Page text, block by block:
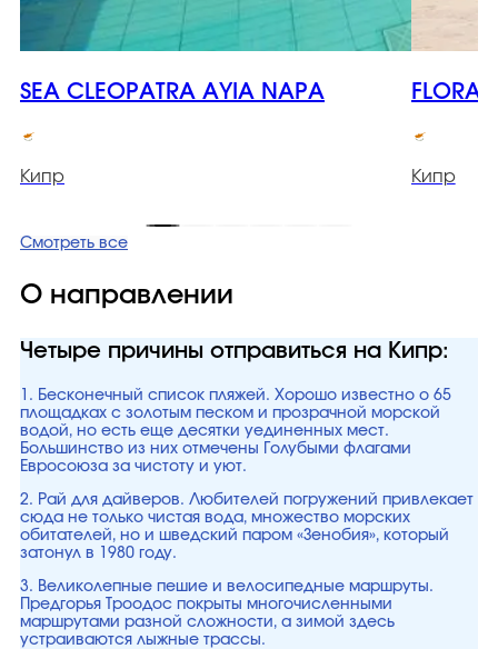
SEA CLEOPATRA AYIA NAPA
Кипр
FLORA
Кипр
Смотреть все
О направлении
Четыре причины отправиться на Кипр:
1. Бесконечный список пляжей. Хорошо известно о 65
площадках с золотым песком и прозрачной морской
водой, но есть еще десятки уединенных мест.
Большинство из них отмечены Голубыми флагами
Евросоюза за чистоту и уют.
2. Рай для дайверов. Любителей погружений привлекает
сюда не только чистая вода, множество морских
обитателей, но и шведский паром «Зенобия», который
затонул в 1980 году.
3. Великолепные пешие и велосипедные маршруты.
Предгорья Троодос покрыты многочисленными
маршрутами разной сложности, а зимой здесь
устраиваются лыжные трассы.